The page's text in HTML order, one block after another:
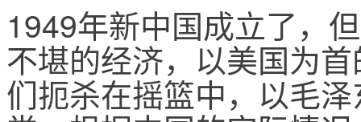
1949年新中国成立了，
不堪的经济，以美国为
们扼杀在摇篮中，以毛